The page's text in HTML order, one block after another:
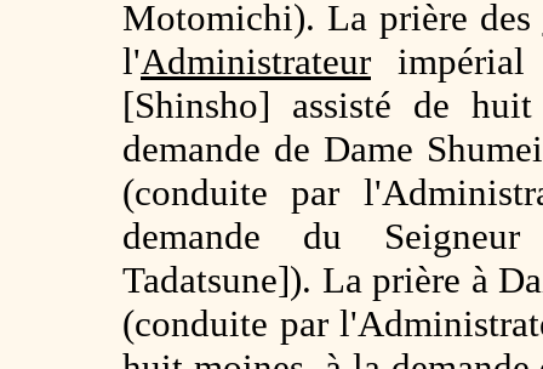
Motomichi). La prière des
l'Administrateur
[Shinsho] assisté de
demande de Dame
(conduite par
demande du
Tadatsune]). La prière à
(conduite par